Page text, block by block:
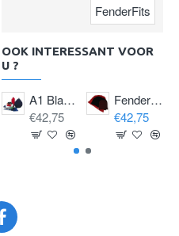
FenderFits
OOK INTERESSANT VOOR
U ?
A1 Blauw ca 29x37cm (2)
€42,75
Fenderhoes A1 Navy ca 29x37cm (2)
€42,75